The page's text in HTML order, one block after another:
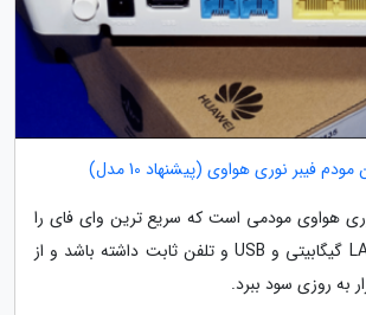
فیبر نوری هواوی (پیشنهاد 10 مدل)
هواوی مودمی است که سریع ترین وای فای را
بدهد؛ درگاه های LAN گیگابیتی و USB و تلفن ثابت داشته باشد و از
به روزی سود ببرد.